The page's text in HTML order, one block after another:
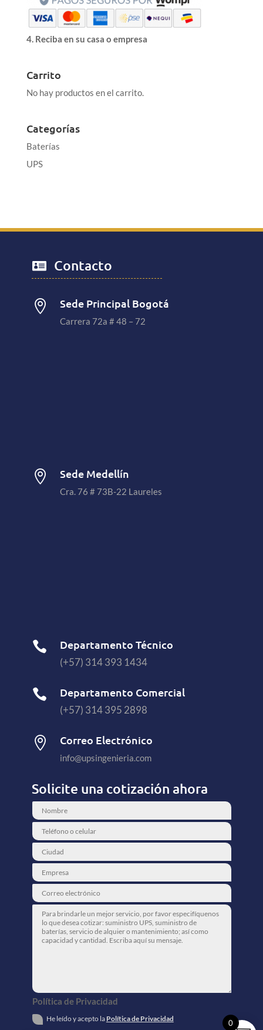
4. Reciba en su casa o empresa
Carrito
No hay productos en el carrito.
Categorías
Baterías
UPS
 Contacto
 Sede Principal Bogotá
Carrera 72a # 48 – 72
 Sede Medellín
Cra. 76 # 73B-22 Laureles
 Departamento Técnico
(+57) 314 393 1434
 Departamento Comercial
(+57) 314 395 2898
 Correo Electrónico
info@upsingenieria.com
Solicite una cotización ahora
Política de Privacidad
He leído y acepto la Política de Privacidad 0